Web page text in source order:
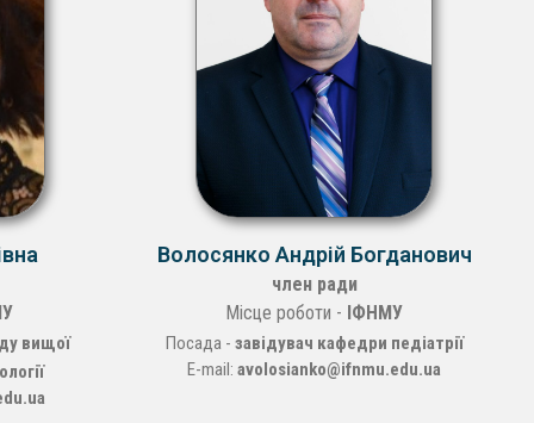
вищої
Волосянко Андрій Богданович
член ради
Місце роботи - ІФНМУ
Посада - завідувач кафедри педіатрії
E-mail: avolosianko@ifnmu.edu.ua